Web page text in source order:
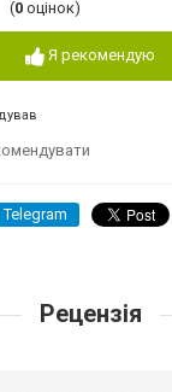
(0 оцінок)
Я рекомендую
Telegram
Рецензія